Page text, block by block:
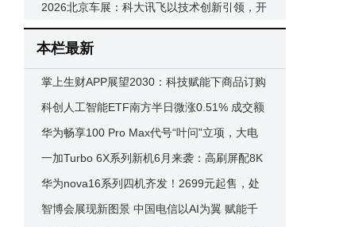
系统安全护航
2026北京车展：科大讯飞以技术创新引领，开
启全场景AI座舱新时代
本栏最新
掌上生财APP展望2030：科技赋能下商品订购
平台的创新与责任同行
科创人工智能ETF南方半日微涨0.51% 成交额
近千万 重仓股表现分化
华为畅享100 Pro Max代号“叶问”立项，大电
池新芯片续写千元机新辉煌
一加Turbo 6X系列新机6月来袭：高刷屏配8K
大电池，性能续航双升级
华为nova16系列四机齐发！2699元起售，处
理器与续航升级诚意满满
智博会展现新图景 中国电信以AI为翼 赋能千